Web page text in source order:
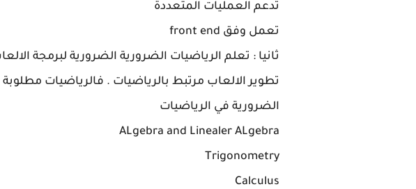
تدعم العمليات المتعددة
تعمل وفق front end
ثانيا : تعلم الرياضيات الضرورية الضرورية لبرمجة
تطوير الالعاب مرتبط بالرياضيات . فالرياضيات
الضرورية في الرياضيات
ALgebra and Linealer ALgebra
Trigonometry
Calculus